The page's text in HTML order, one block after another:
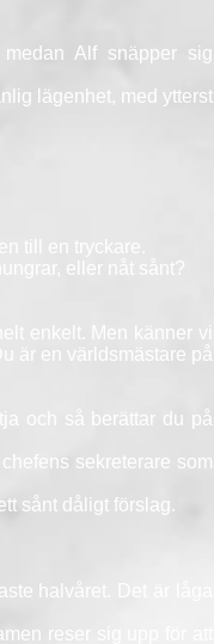
Alf snäpper sig
lägenhet, med ytterst
till en tryckare.
eller nåt sånt?
enkelt. Men känner vi
är en världsmästare på
och så berättar du på
sekreterare som
sånt dåligt förslag.
halvåret. Det är låga
reser sig upp för att